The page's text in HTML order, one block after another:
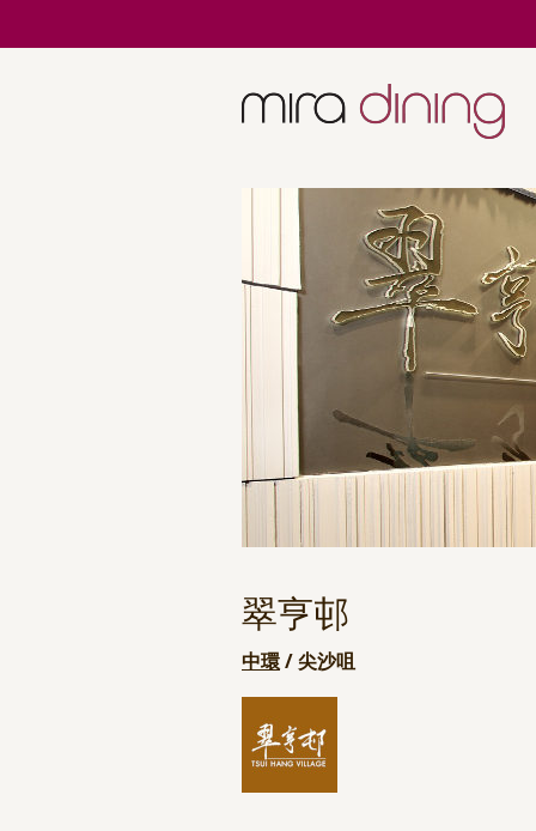
翠亨邨
中環/ 尖沙咀